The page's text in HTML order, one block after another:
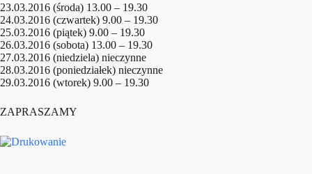
23.03.2016 (środa) 13.00 – 19.30
24.03.2016 (czwartek) 9.00 – 19.30
25.03.2016 (piątek) 9.00 – 19.30
26.03.2016 (sobota) 13.00 – 19.30
27.03.2016 (niedziela) nieczynne
28.03.2016 (poniedziałek) nieczynne
29.03.2016 (wtorek) 9.00 – 19.30
ZAPRASZAMY